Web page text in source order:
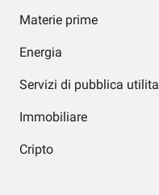
Materie prime
Energia
Servizi di pubblica utilita
Immobiliare
Cripto